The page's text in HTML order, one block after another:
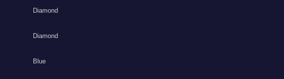
Diamond
Diamond
Blue